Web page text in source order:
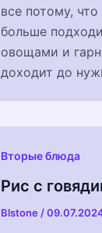
все потому,
больше
овощами и
доходит до
Вторые блюда
Рис с
Blstone /